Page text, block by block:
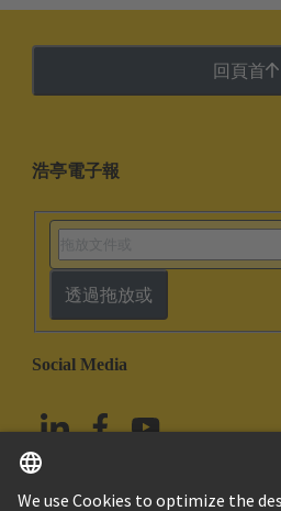
回頁首
浩亭電子報
透過拖放或
Social Media